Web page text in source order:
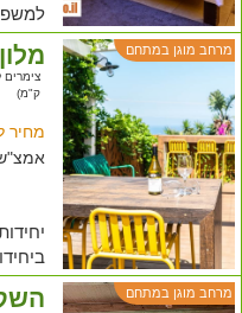
מרחב מוגן במתחם
ק"מ)
מחיר
מרחב מוגן במתחם